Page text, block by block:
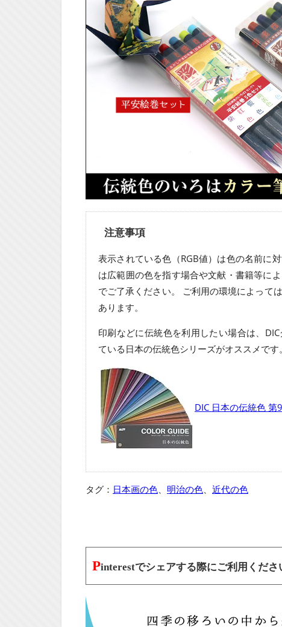
注意事項
表示されている色（RGB値）は色の名前に
は広範囲の色を指す場合や文献・書籍等に
でご了承ください。 ご利用の環境によって
あります。
印刷などに伝統色を利用したい場合は、
ている日本の伝統色シリーズがオススメです。
DIC 日本の伝統色 第
タグ： 日本画の色、 明治の色、 近代の色
Pinterestでシェアする際にご利用くださ